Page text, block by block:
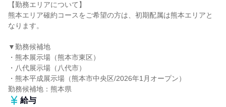
【勤務エリアについて】
熊本エリア確約コースをご希望の方は、初期配属は熊本エリアと
なります。
▼勤務候補地
・熊本展示場（熊本市東区）
・八代展示場（八代市）
・熊本平成展示場（熊本市中央区/2026年1月オープン）
勤務候補地：熊本県
給与